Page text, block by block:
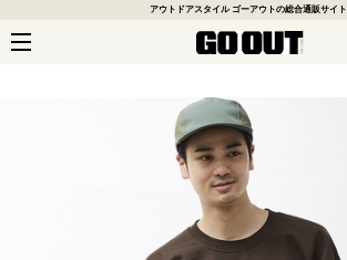
アウトドアスタイル ゴーアウトの総合通販サイト